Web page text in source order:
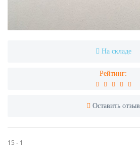
На складе
Рейтинг:
Оставить отзыв
15 - 1